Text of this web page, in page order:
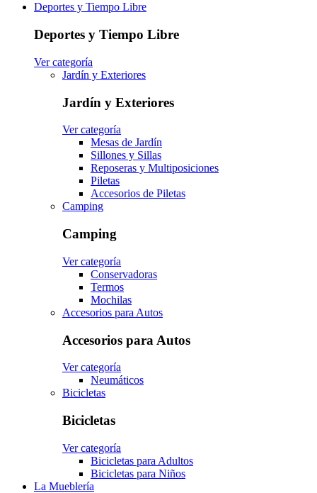
Deportes y Tiempo Libre
Deportes y Tiempo Libre
Ver categoría
Jardín y Exteriores
Jardín y Exteriores
Ver categoría
Mesas de Jardín
Sillones y Sillas
Reposeras y Multiposiciones
Piletas
Accesorios de Piletas
Camping
Camping
Ver categoría
Conservadoras
Termos
Mochilas
Accesorios para Autos
Accesorios para Autos
Ver categoría
Neumáticos
Bicicletas
Bicicletas
Ver categoría
Bicicletas para Adultos
Bicicletas para Niños
La Mueblería